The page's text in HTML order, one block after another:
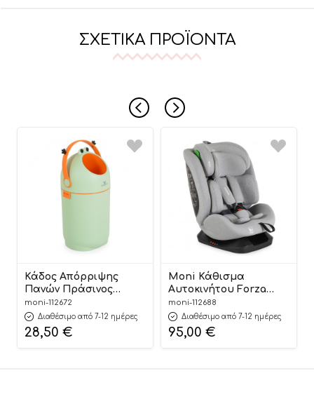
ΣΧΕΤΙΚΆ ΠΡΟΪΌΝΤΑ
Κάδος Απόρριψης
Πανών Πράσινος
Nubbi Green Hygiene
Basket 3800146273279 –
Cangaroo
moni-112672
Διαθέσιμο από 7-12 ημέρες
28,50 €
Moni Κάθισμα
Αυτοκινήτου Forza
Dark Grey 40-150cm
3801005153725
moni-112688
Διαθέσιμο από 7-12 ημέρες
95,00 €